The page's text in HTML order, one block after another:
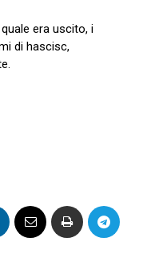
era uscito, i
di hascisc,